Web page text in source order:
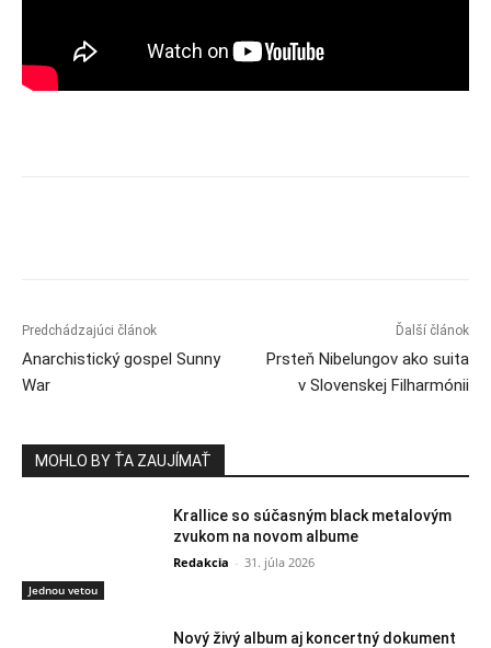
Predchádzajúci článok
Anarchistický gospel Sunny
War
Ďalší článok
Prsteň Nibelungov ako suita
v Slovenskej Filharmónii
MOHLO BY ŤA ZAUJÍMAŤ
Jednou vetou
Krallice so súčasným black metalovým
zvukom na novom albume
Redakcia - 31. júla 2026
Nový živý album aj koncertný dokument